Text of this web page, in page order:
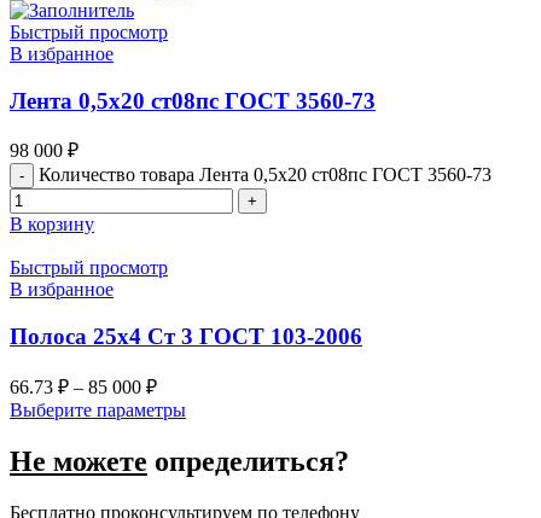
Быстрый просмотр
В избранное
Лента 0,5х20 ст08пс ГОСТ 3560-73
98 000 ₽
Количество товара Лента 0,5х20 ст08пс ГОСТ 3560-73
В корзину
Быстрый просмотр
В избранное
Полоса 25х4 Ст 3 ГОСТ 103-2006
66.73 ₽ – 85 000 ₽
Выберите параметры
Не можете определиться?
Бесплатно проконсультируем по телефону